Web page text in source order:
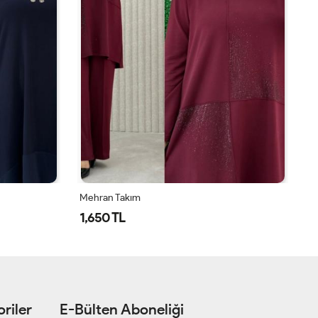
Özce Pantolonlu Takım
1,250 TL
E-Bülten Aboneliği